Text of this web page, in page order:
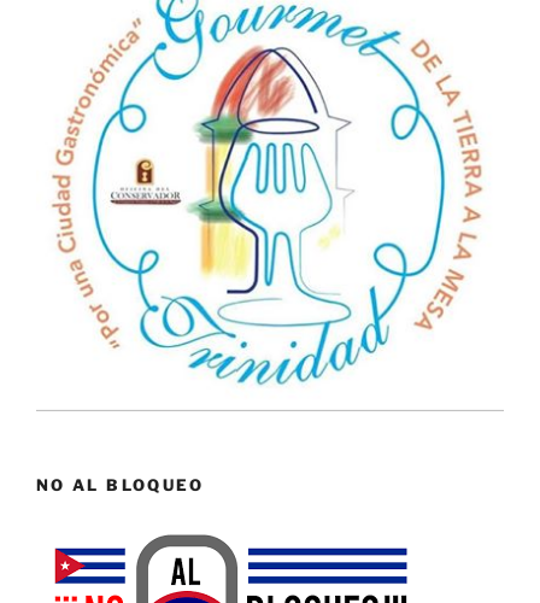
NO AL BLOQUEO